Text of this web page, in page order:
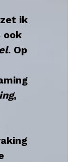
ik
ook
. Op
,